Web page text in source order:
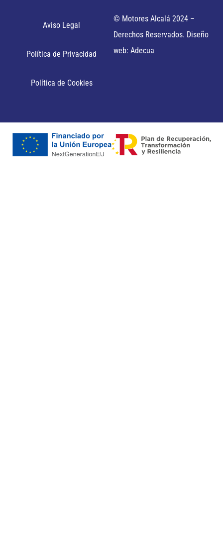
Aviso Legal
Política de Privacidad
Política de Cookies
© Motores Alcalá 2024 –
Derechos Reservados. Diseño
web: Adecua